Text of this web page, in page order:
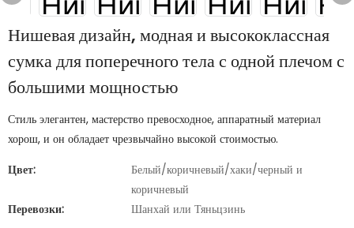
Нишевая дизайн, модная и высококлассная
сумка для поперечного тела с одной плечом с
большими мощностью
Стиль элегантен, мастерство превосходное, аппаратный материал
хорош, и он обладает чрезвычайно высокой стоимостью.
Цвет:
Белый/коричневый/хаки/черный и
коричневый
Перевозки:
Шанхай или Тяньцзинь